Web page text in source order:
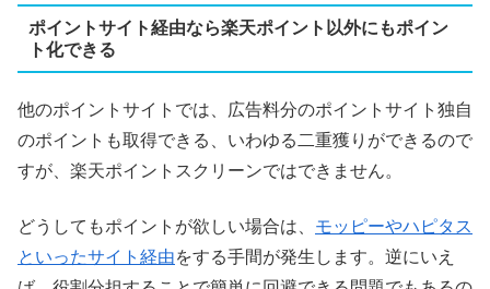
ポイントサイト経由なら楽天ポイント以外にもポイン
ト化できる
他のポイントサイトでは、広告料分のポイントサイト独自
のポイントも取得できる、いわゆる二重獲りができるので
すが、楽天ポイントスクリーンではできません。
どうしてもポイントが欲しい場合は、 モッピーやハピタス
といったサイト経由をする手間が発生します。逆にいえ